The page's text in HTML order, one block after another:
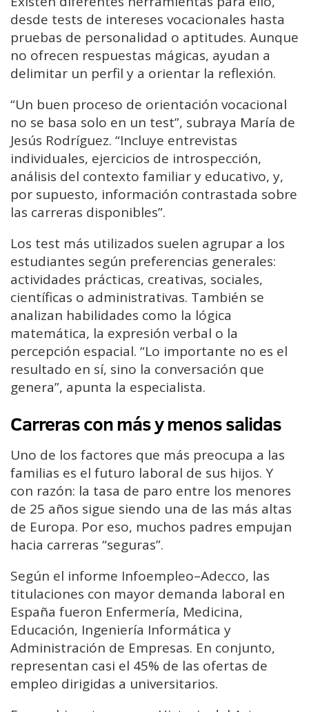
desde tests de intereses vocacionales hasta
pruebas de personalidad o aptitudes. Aunque
no ofrecen respuestas mágicas, ayudan a
delimitar un perfil y a orientar la reflexión.
“Un buen proceso de orientación vocacional
no se basa solo en un test”, subraya María de
Jesús Rodríguez. “Incluye entrevistas
individuales, ejercicios de introspección,
análisis del contexto familiar y educativo, y,
por supuesto, información contrastada sobre
las carreras disponibles”.
Los test más utilizados suelen agrupar a los
estudiantes según preferencias generales:
actividades prácticas, creativas, sociales,
científicas o administrativas. También se
analizan habilidades como la lógica
matemática, la expresión verbal o la
percepción espacial. “Lo importante no es el
resultado en sí, sino la conversación que
genera”, apunta la especialista.
Carreras con más y menos salidas
Uno de los factores que más preocupa a las
familias es el futuro laboral de sus hijos. Y
con razón: la tasa de paro entre los menores
de 25 años sigue siendo una de las más altas
de Europa. Por eso, muchos padres empujan
hacia carreras “seguras”.
Según el informe Infoempleo–Adecco, las
titulaciones con mayor demanda laboral en
España fueron Enfermería, Medicina,
Educación, Ingeniería Informática y
Administración de Empresas. En conjunto,
representan casi el 45% de las ofertas de
empleo dirigidas a universitarios.